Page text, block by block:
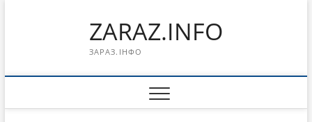
ZARAZ.INFO
ЗАРАЗ.ІНФО